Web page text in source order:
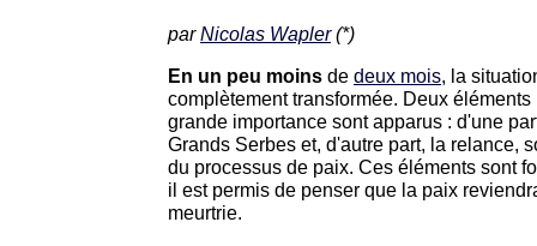
parNicolas Wapler(*)
En un peu moins de deux mois, la
complètement transformée. Deux
grande importance sont apparus : d'une
Grands Serbes et, d'autre part, la relance,
du processus de paix. Ces éléments sont
il est permis de penser que la paix
meurtrie.